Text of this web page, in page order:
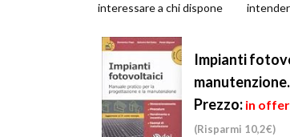
interessare a chi dispone
proprietario di un terren...
Impianti
Prezzo: in
(Risparmi 10,2€)